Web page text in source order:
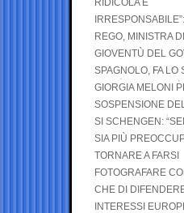
RIDICOLA E
REGO, MINISTRA
GIOVENTÙ DEL
SPAGNOLO, FA LO
GIORGIA MELONI
SOSPENSIONE
SI SCHENGEN:
SIA PIÙ
TORNARE A FARSI
FOTOGRAFARE
CHE DI
INTERESSI